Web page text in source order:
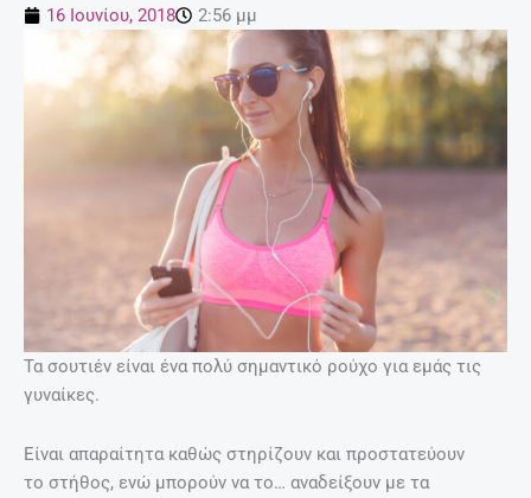
16 Ιουνίου, 2018 2:56 μμ
Τα σουτιέν είναι ένα πολύ σημαντικό ρούχο για εμάς τις
γυναίκες.
Είναι απαραίτητα καθώς στηρίζουν και προστατεύουν
το στήθος, ενώ μπορούν να το… αναδείξουν με τα